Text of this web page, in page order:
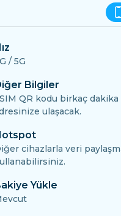
/ 5G
Bilgiler
QR kodu birkaç
ulaşacak.
cihazlarla veri
Yükle